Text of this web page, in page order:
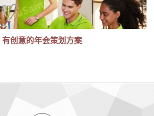
有创意的年会策划方案